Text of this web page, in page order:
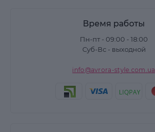
Время работы
Пн-пт - 09:00 - 18:00
Суб-Вс - выходной
info@avrora-style.com.ua